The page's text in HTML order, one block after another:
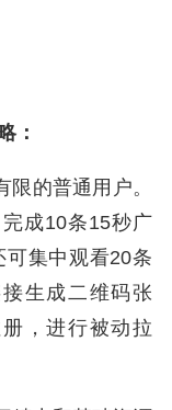
：
的普通用户。
成10条15秒广
集中观看20条
生成二维码张
，进行被动拉